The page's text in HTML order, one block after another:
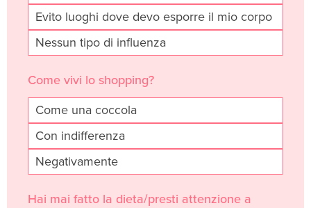
Evito luoghi dove devo esporre il mio corpo
Nessun tipo di influenza
Come vivi lo shopping?
Come una coccola
Con indifferenza
Negativamente
Hai mai fatto la dieta/presti attenzione a
n
k